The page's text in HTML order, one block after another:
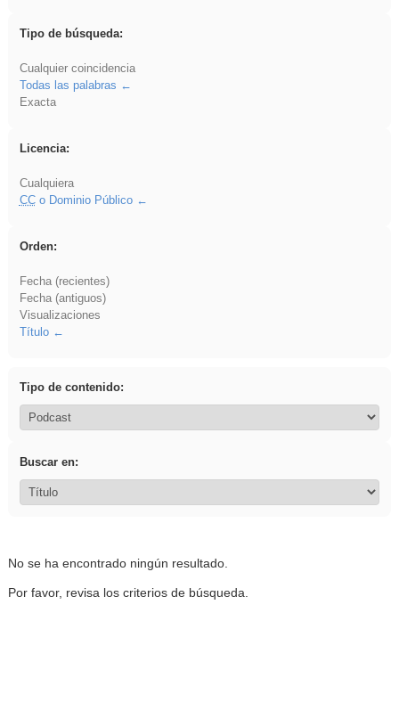
Tipo de búsqueda:
Cualquier coincidencia
Todas las palabras
Exacta
Licencia:
Cualquiera
CCo Dominio Público
Orden:
Fecha (recientes)
Fecha (antiguos)
Visualizaciones
Título
Tipo de contenido:
Buscar en:
No se ha encontrado ningún resultado.
Por favor, revisa los criterios de búsqueda.